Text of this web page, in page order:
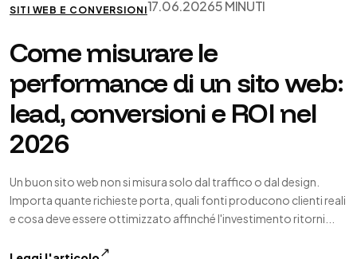
SITI WEB E CONVERSIONI17.06.20265 MINUTI
Come misurare le
performance di un sito web:
lead, conversioni e ROI nel
2026
Un buon sito web non si misura solo dal traffico o dal design.
Importa quante richieste porta, quali fonti producono clienti reali
e cosa deve essere ottimizzato affinché l'investimento ritorni...
↗